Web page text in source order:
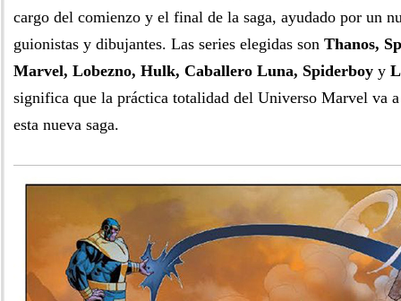
cargo del comienzo y el final de la saga, ayudado por un
guionistas y dibujantes. Las series elegidas son Thanos,
Marvel, Lobezno, Hulk, Caballero Luna, Spiderboy y
significa que la práctica totalidad del Universo Marvel va
esta nueva saga.